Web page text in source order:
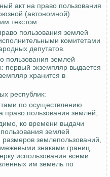
акт на право пользования
(автономной)
текстом.
пользования землей
комитетами
депутатов.
пользования землей
первый экземпляр выдается
хранится в
республик:
по осуществлению
право пользования землей;
ко времени выдачи
землей
землепользований,
знаками границ
использования всеми
им земель по